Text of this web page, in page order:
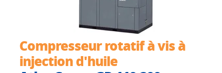
Compresseur rotatif à vis à
injection d'huile